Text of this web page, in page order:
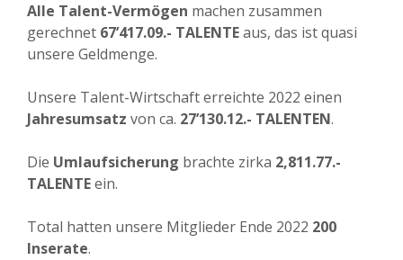
Alle Talent-Vermögen machen zusammen
gerechnet 67’417.09.- TALENTEaus, das ist quasi
unsere Geldmenge.
Unsere Talent-Wirtschaft erreichte 2022 einen
Jahresumsatz von ca. 27’130.12.- TALENTEN.
Die Umlaufsicherung brachte zirka 2‚811.77.-
TALENTEein.
Total hatten unsere Mitglieder Ende 2022 200
Inserate.